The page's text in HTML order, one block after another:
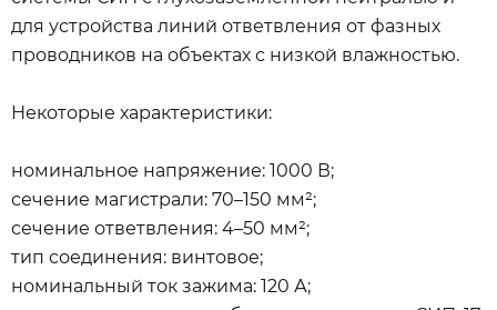
для устройства линий ответвления от фазных
проводников на объектах с низкой влажностью.
Некоторые характеристики:
номинальное напряжение: 1000 В;
сечение магистрали: 70–150 мм²;
сечение ответвления: 4–50 мм²;
тип соединения: винтовое;
номинальный ток зажима: 120 А;